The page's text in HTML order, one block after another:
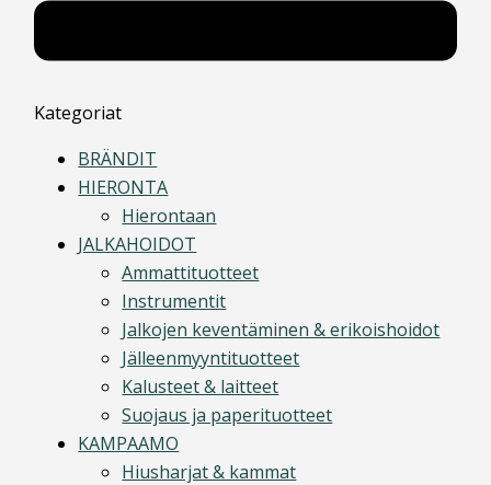
Kategoriat
BRÄNDIT
HIERONTA
Hierontaan
JALKAHOIDOT
Ammattituotteet
Instrumentit
Jalkojen keventäminen & erikoishoidot
Jälleenmyyntituotteet
Kalusteet & laitteet
Suojaus ja paperituotteet
KAMPAAMO
Hiusharjat & kammat